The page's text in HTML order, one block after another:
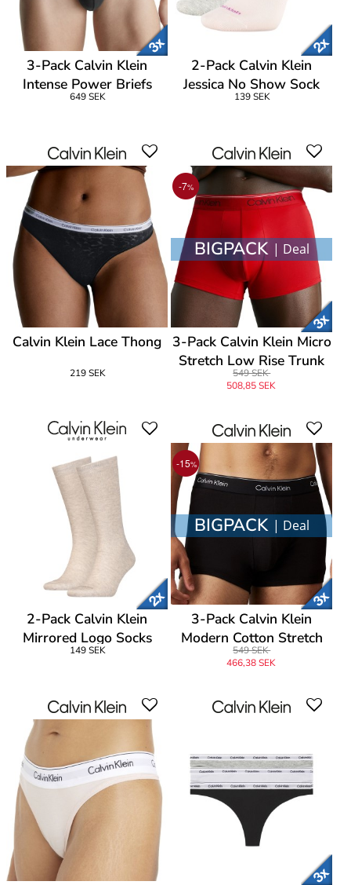
3-Pack Calvin Klein
Intense Power Briefs
649 SEK
2-Pack Calvin Klein
Jessica No Show Sock
139 SEK
Calvin Klein Lace Thong
219 SEK
-7%
BIGPACK | Deal
3-Pack Calvin Klein Micro
Stretch Low Rise Trunk
549 SEK
508,85 SEK
2-Pack Calvin Klein
Mirrored Logo Socks
149 SEK
-15%
BIGPACK | Deal
3-Pack Calvin Klein
Modern Cotton Stretch
Trunk
549 SEK
466,38 SEK